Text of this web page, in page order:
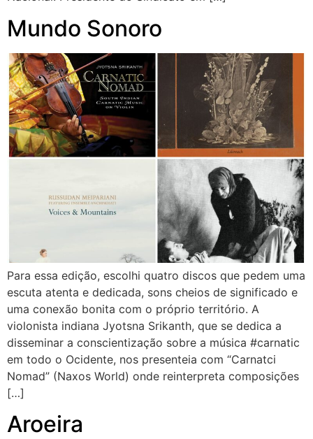
Mundo Sonoro
Para essa edição, escolhi quatro discos que pedem uma
escuta atenta e dedicada, sons cheios de significado e
uma conexão bonita com o próprio território. A
violonista indiana Jyotsna Srikanth, que se dedica a
disseminar a conscientização sobre a música #carnatic
em todo o Ocidente, nos presenteia com “Carnatci
Nomad” (Naxos World) onde reinterpreta composições
[…]
Aroeira